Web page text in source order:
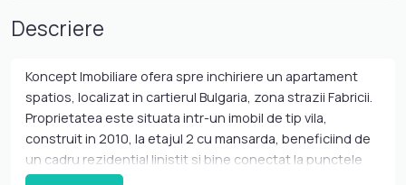
Descriere
Koncept Imobiliare ofera spre inchiriere un apartament
spatios, localizat in cartierul Bulgaria, zona strazii Fabricii.
Proprietatea este situata intr-un imobil de tip vila,
construit in 2010, la etajul 2 cu mansarda, beneficiind de
un cadru rezidential linistit si bine conectat la punctele
cheie ale orasului. Apartamentul dispune de 95 mp utili,